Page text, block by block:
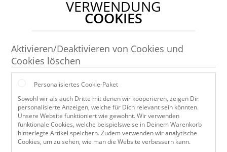
VERWENDUNG
COOKIES
Aktivieren/Deaktivieren von Cookies und
Cookies löschen
Personalisiertes Cookie-Paket
Sowohl wir als auch Dritte mit denen wir kooperieren, zeigen Dir
personalisierte Anzeigen, welche für Dich relevant sein könnten.
Unsere Website funktioniert wie gewohnt. Wir verwenden
funktionale Cookies, welche beispielsweise in Deinem Warenkorb
hinterlegte Artikel speichern. Zudem verwenden wir analytische
Cookies, um zu sehen, wie man die Website verbessern kann.